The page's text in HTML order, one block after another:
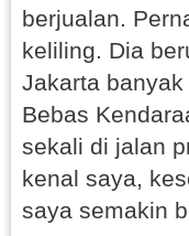
berjualan.
keliling. Dia
Jakarta banyak
Bebas
sekali di jalan
kenal saya,
saya semakin